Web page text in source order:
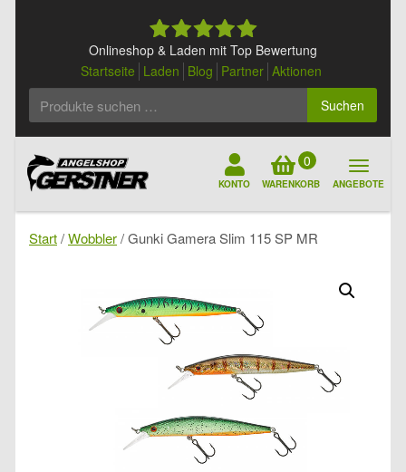
Onlineshop & Laden mit Top Bewertung
Startseite Laden Blog Partner Aktionen
Suchen
KONTO
0
WARENKORB ANGEBOTE
Start/Wobbler/ Gunki Gamera Slim 115 SP MR